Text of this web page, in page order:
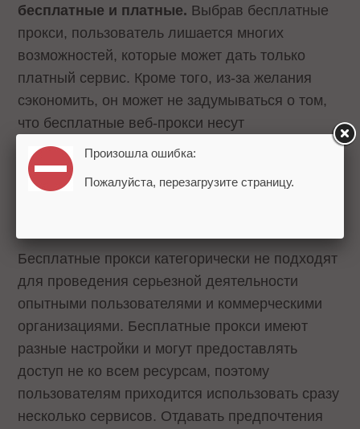
бесплатные и платные. Выбрав бесплатные
прокси, пользователь лишается многих
возможностей, которые может дать только
платный сервис. Кроме того, из-за желания
сэкономить, он может не задумываться о том,
что бесплатные веб-прокси несут
неоправданно большие риски. Например,
бесплатные рабочие прокси сервера часто
используются с целью слежки или кражи
Бесплатные прокси категорически не подходят
для проведения серьезной деятельности
опытными пользователями и коммерческими
организациями. Бесплатные прокси имеют
разные настройки и могут предоставлять
доступ не ко всем ресурсам, поэтому
пользователям приходится использовать сразу
несколько сервисов. Отдавать предпочтения
Произошла ошибка:
Пожалуйста, перезагрузите страницу.